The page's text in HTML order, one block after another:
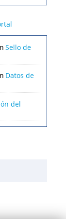
Sello de
Datos de
del